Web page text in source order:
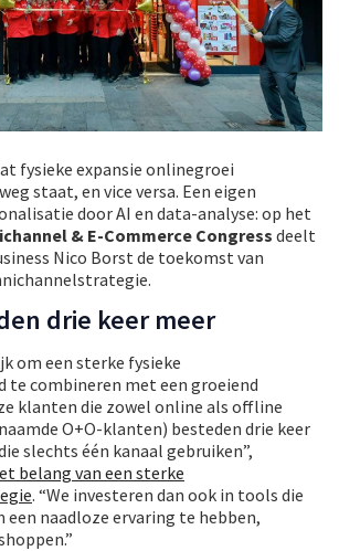
fysieke expansie onlinegroei
staat, en vice versa. Een eigen
door AI en data-analyse: op het
& E-Commerce Congress deelt
Nico Borst de toekomst van
drie keer meer
om een sterke fysieke
te combineren met een groeiend
klanten die zowel online als offline
O+O-klanten) besteden drie keer
slechts één kanaal gebruiken”,
belang van een sterke
. “We investeren dan ook in tools die
naadloze ervaring te hebben,